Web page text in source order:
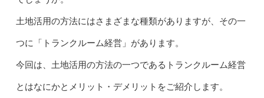
土地活用の方法にはさまざまな種類がありますが、その一
つに「トランクルーム経営」があります。
今回は、土地活用の方法の一つであるトランクルーム経営
とはなにかとメリット・デメリットをご紹介します。